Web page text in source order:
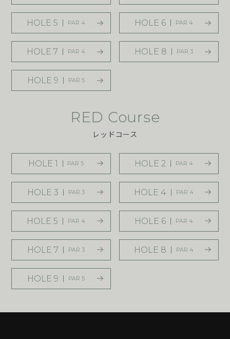
HOLE 5 PAR 4 HOLE 6 PAR 4
HOLE 7 PAR 4 HOLE 8 PAR 3
HOLE 9 PAR 5
RED Course
レッドコース
HOLE 1 PAR 5 HOLE 2 PAR 4
HOLE 3 PAR 3 HOLE 4 PAR 4
HOLE 5 PAR 4 HOLE 6 PAR 4
HOLE 7 PAR 3 HOLE 8 PAR 4
HOLE 9 PAR 5